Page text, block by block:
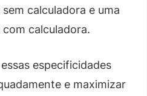
calculadora e uma
calculadora.
especificidades
e maximizar